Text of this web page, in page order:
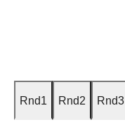
Rnd1 Rnd2 Rnd3